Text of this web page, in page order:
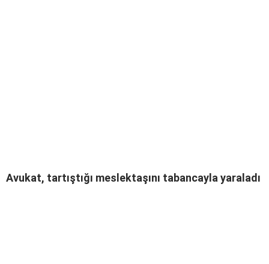
Avukat, tartıştığı meslektaşını tabancayla yaraladı